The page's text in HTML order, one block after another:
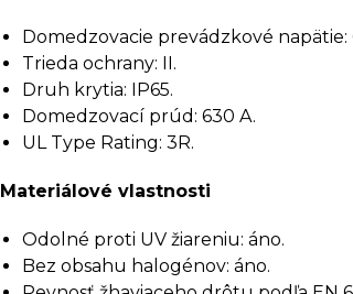
Domedzovacie prevádzkové napätie:
Trieda ochrany: II.
Druh krytia: IP65.
Domedzovací prúd: 630 A.
UL Type Rating: 3R.
Materiálové vlastnosti
Odolné proti UV žiareniu: áno.
Bez obsahu halogénov: áno.